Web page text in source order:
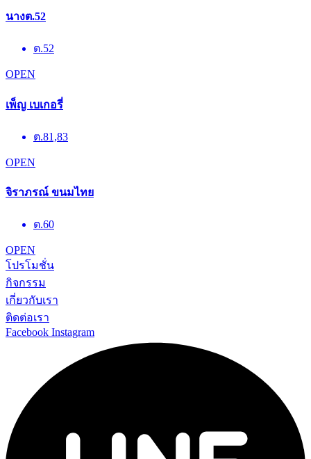
นางต.52
ต.52
OPEN
เพ็ญ เบเกอรี่
ต.81,83
OPEN
จิราภรณ์ ขนมไทย
ต.60
OPEN
โปรโมชั่น
กิจกรรม
เกี่ยวกับเรา
ติดต่อเรา
Facebook Instagram